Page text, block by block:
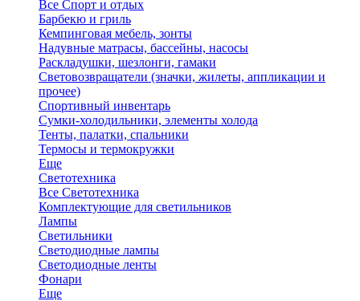
Все Спорт и отдых
Барбекю и гриль
Кемпинговая мебель, зонты
Надувные матрасы, бассейны, насосы
Раскладушки, шезлонги, гамаки
Световозвращатели (значки, жилеты, аппликации и
прочее)
Спортивный инвентарь
Сумки-холодильники, элементы холода
Тенты, палатки, спальники
Термосы и термокружки
Еще
Светотехника
Все Светотехника
Комплектующие для светильников
Лампы
Светильники
Светодиодные лампы
Светодиодные ленты
Фонари
Еще